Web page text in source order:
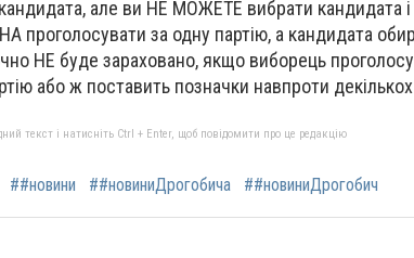
але ви НЕ МОЖЕТЕ вибрати кандидата
проголосувати за одну партію, а кандидата
НЕ буде зараховано, якщо виборець
або ж поставить позначки навпроти декількох
текст і натисніть Ctrl + Enter, щоб повідомити про це редакцію
##новини ##новиниДрогобича ##новиниДрогобич